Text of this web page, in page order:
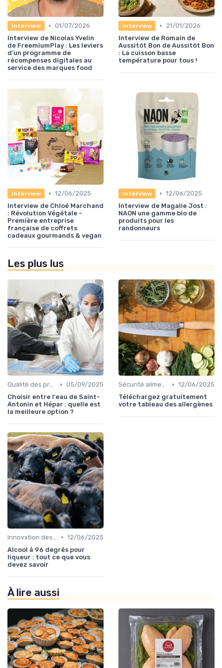
Interview • 01/07/2026
Interview de Nicolas Yvelin
de FreemiumPlay : Les leviers
d’un programme de
récompenses digitales au
service des marques food
Interview •
21/01/2026
Interview de Romain de
Aussitôt Bon de Aussitôt Bon
: La cuisson basse
température pour tous !
Interview • 12/06/2025
Interview de Chloé Marchand
: Révolution Végétale -
Première entreprise
française de coffrets
cadeaux gourmands & vegan
Interview • 12/06/2025
Interview de Magalie Jost :
NAON une gamme bio de
produits pour les
randonneurs
Les plus lus
Qualité des produits • 05/09/2025
Choisir entre l'eau de Saint-
Antonin et Hépar : quelle est
la meilleure option ?
Sécurité alimentaire • 12/06/2025
Téléchargez gratuitement
votre tableau des allergènes
Innovation des recettes • 12/06/2025
Alcool à 96 degrés pour
liqueur : tout ce que vous
devez savoir
À lire aussi